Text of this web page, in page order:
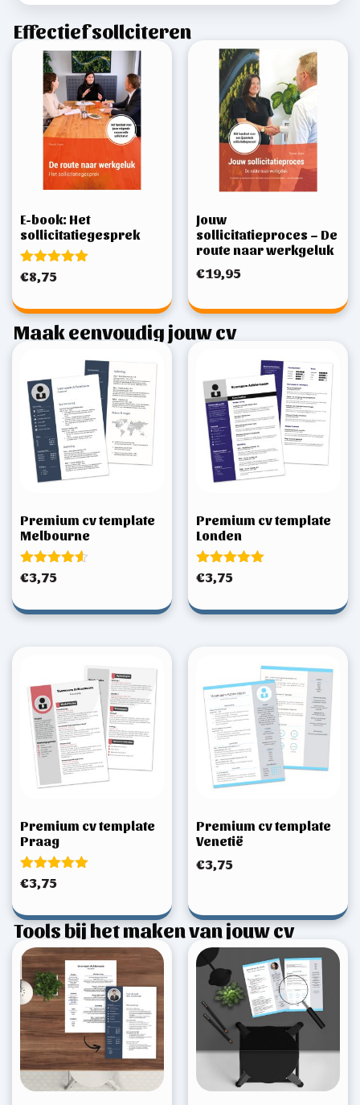
Effectief sollciteren
E-book: Het
sollicitatiegesprek
Gewaardeerd
5.00
€8,75
Jouw
sollicitatieproces – De
route naar werkgeluk
€19,95
Maak eenvoudig jouw cv
Premium cv template
Melbourne
Gewaardeerd
4.50
€3,75
Premium cv template
Londen
Gewaardeerd
5.00
€3,75
Premium cv template
Praag
Gewaardeerd
5.00
€3,75
Premium cv template
Venetië
€3,75
Tools bij het maken van jouw cv